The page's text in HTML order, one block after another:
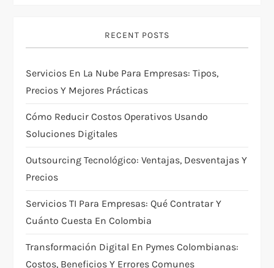
g
a
t
i
o
n
RECENT POSTS
Servicios En La Nube Para Empresas: Tipos,
Precios Y Mejores Prácticas
Cómo Reducir Costos Operativos Usando
Soluciones Digitales
Outsourcing Tecnológico: Ventajas, Desventajas Y
Precios
Servicios TI Para Empresas: Qué Contratar Y
Cuánto Cuesta En Colombia
Transformación Digital En Pymes Colombianas:
Costos, Beneficios Y Errores Comunes